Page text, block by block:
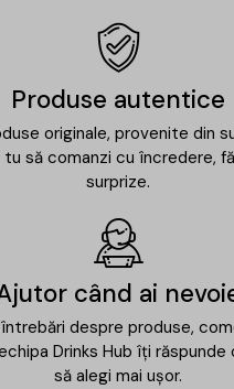
Produse autentice
originale, provenite din
să comanzi cu încredere,
surprize.
când ai
despre produse,
Drinks Hub îți
să alegi mai ușor.